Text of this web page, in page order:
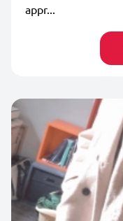
appr...